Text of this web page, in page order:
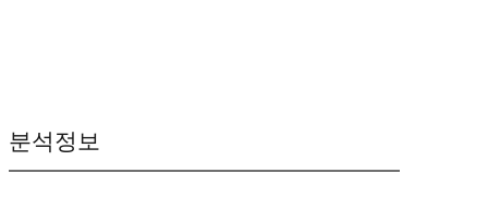
분석정보